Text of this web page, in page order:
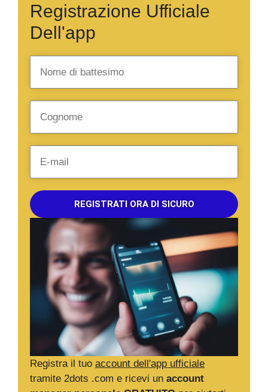
Registra il tuo account dell'app ufficiale
tramite 2dots .com e ricevi un account
Registrazione Ufficiale
Dell'app
REGISTRATI ORA DI SICURO